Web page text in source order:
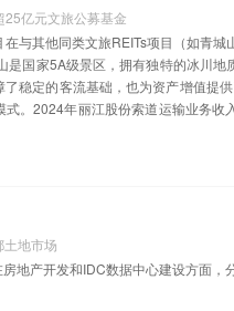
25亿元文旅公募基金
在与其他同类文旅REITs项目（如青
是国家5A级景区，拥有独特的冰川
稳定的客流基础，也为资产增值提
。2024年丽江股份索道运输业务
地市场
地产开发和IDC数据中心建设方面，